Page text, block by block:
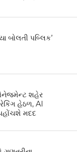
બોલતી પબ્લિક’
શહેર
હેઠળ, AI
પહોંચશે મદદ